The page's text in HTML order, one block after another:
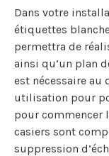
Dans votre
étiquettes
permettra de
ainsi qu’un plan
est nécessaire au
utilisation pour
pour commencer
casiers sont
suppression